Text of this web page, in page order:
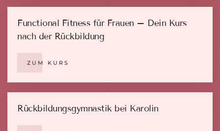
Functional Fitness für Frauen – Dein Kurs
nach der Rückbildung
ZUM KURS
Rückbildungsgymnastik bei Karolin